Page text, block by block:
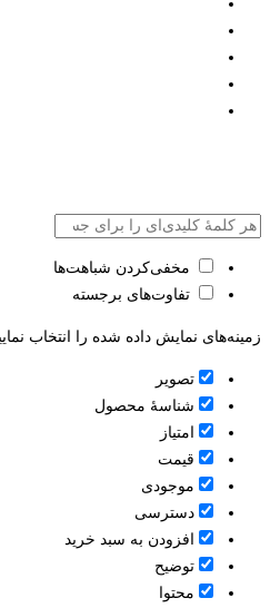
مخفی‌کردن شباهت‌ها
تفاوت‌های برجسته
زمینه‌های نمایش داده شده را انتخاب
تصویر
شناسۀ محصول
امتیاز
قيمت
موجودی
دسترسی
افزودن به سبد خرید
توضیح
محتوا